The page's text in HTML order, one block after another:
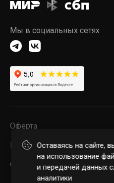
Мы в социальных сетях
Оферта
Конфиденциальность
© 2026 POWERSTOP LLC
Оставаясь на сайте,
на использование
и передачей данных
аналитики